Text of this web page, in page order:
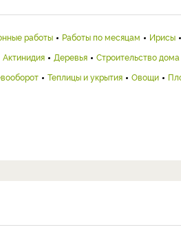
работы Работы по месяцам
Ирисы
Актинидия Деревья
Строительство дома
Теплицы и укрытия Овощи